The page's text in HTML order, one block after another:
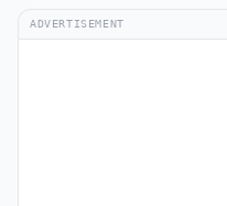
ADVERTISEMENT